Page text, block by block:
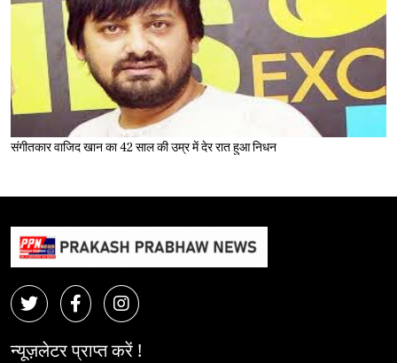
संगीतकार वाजिद खान का 42 साल की उम्र में देर रात हुआ निधन
न्यूज़लेटर प्राप्त करें !